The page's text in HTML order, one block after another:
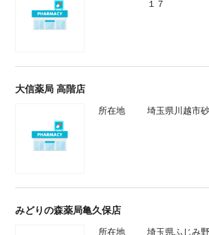
１７
大信薬局 高階店
所在地 埼玉県川越市
みどりの森薬局亀久保店
所在地 埼玉県ふじみ